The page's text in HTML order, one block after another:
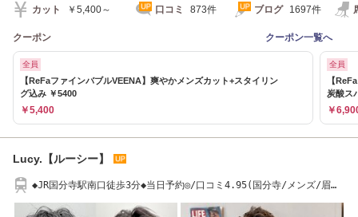
カット ￥5,400～ 口コミ 873件 ブログ 1697件
クーポン クーポン一覧へ
全員
【ReFaファインバブルVEENA】爽やかメンズカット+スタイリン
グ込み ￥5400
￥5,400
全員
【
炭酸ス
￥
Lucy.【ルーシー】
◆JR国分寺駅南口徒歩3分◆当日予約◎/口コミ4.95(国分寺/メンズ/眉